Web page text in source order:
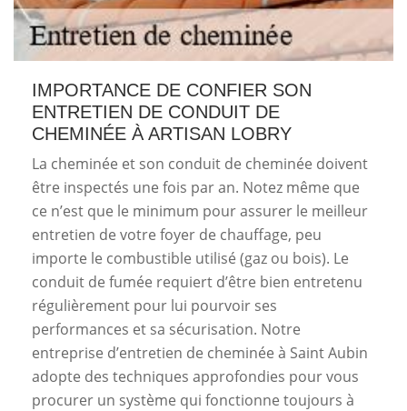
IMPORTANCE DE CONFIER SON
ENTRETIEN DE CONDUIT DE
CHEMINÉE À ARTISAN LOBRY
La cheminée et son conduit de cheminée doivent
être inspectés une fois par an. Notez même que
ce n’est que le minimum pour assurer le meilleur
entretien de votre foyer de chauffage, peu
importe le combustible utilisé (gaz ou bois). Le
conduit de fumée requiert d’être bien entretenu
régulièrement pour lui pourvoir ses
performances et sa sécurisation. Notre
entreprise d’entretien de cheminée à Saint Aubin
adopte des techniques approfondies pour vous
procurer un système qui fonctionne toujours à